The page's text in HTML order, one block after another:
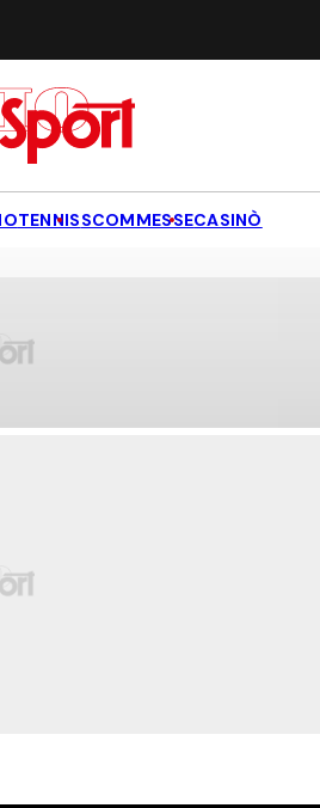
TENNISSCOMMESSECASINÒ